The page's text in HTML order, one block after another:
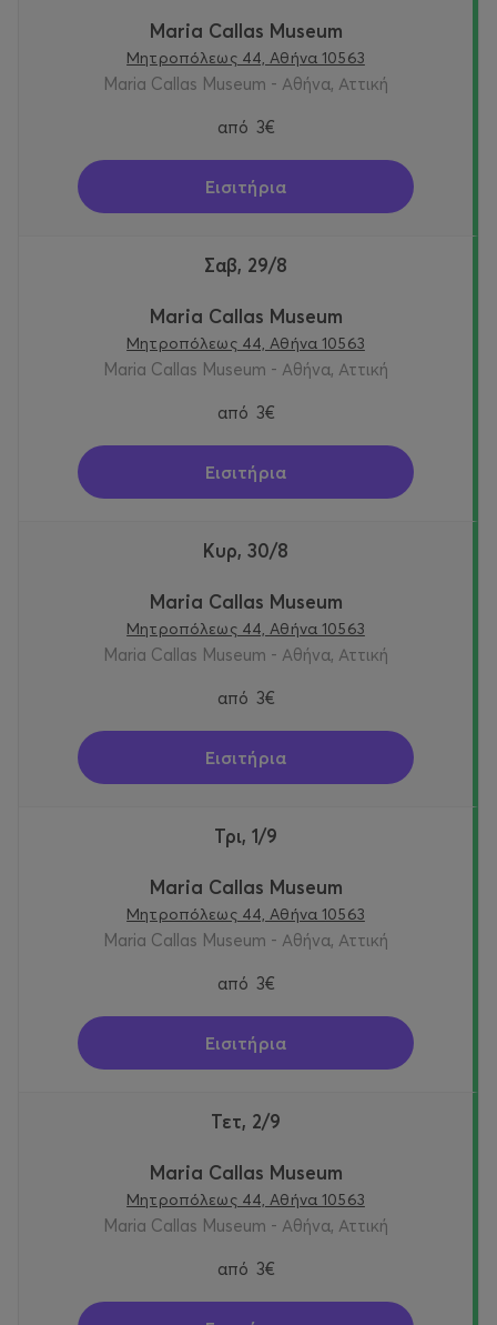
Maria Callas Museum
Μητροπόλεως 44, Αθήνα 10563
Maria Callas Museum - Αθήνα, Αττική
από 3€
Εισιτήρια
Σαβ, 29/8
Maria Callas Museum
Μητροπόλεως 44, Αθήνα 10563
Maria Callas Museum - Αθήνα, Αττική
από 3€
Εισιτήρια
Κυρ, 30/8
Maria Callas Museum
Μητροπόλεως 44, Αθήνα 10563
Maria Callas Museum - Αθήνα, Αττική
από 3€
Εισιτήρια
Τρι, 1/9
Maria Callas Museum
Μητροπόλεως 44, Αθήνα 10563
Maria Callas Museum - Αθήνα, Αττική
από 3€
Εισιτήρια
Τετ, 2/9
Maria Callas Museum
Μητροπόλεως 44, Αθήνα 10563
Maria Callas Museum - Αθήνα, Αττική
από 3€